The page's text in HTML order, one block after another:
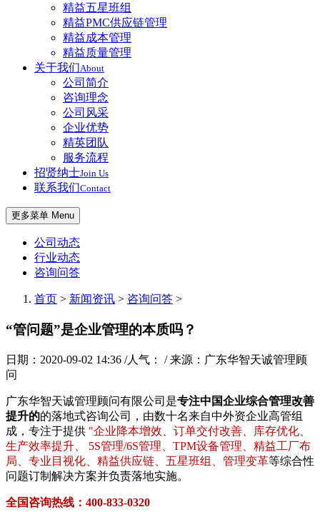
精益五星班组
精益PMC供应链管理
精益成本管理
精益质量管理
关于我们About
公司简介
咨询理念
公司风采
企业优势
精英团队
服务流程
招贤纳士Join Us
联系我们Contact
更多菜单 Menu
公司动态
行业动态
咨询问答
首页 > 新闻资讯 > 咨询问答 >
“管问题”是企业管理的本质吗？
日期：2020-09-02 14:36 /人气： / 来源：广东华智天诚管理顾
问
广东华智天诚管理顾问有限公司是专注中国企业综合管理改善
提升的的落地式咨询公司，由数十名来自中外资企业高管组
成，专注于提供 "企业降本增效、订单交付改善、库存优化、
生产效率提升、 5S管理/6S管理、TPM设备管理、精益工厂布
局、专业目视化、精益供应链、五星班组、管理变革等综合性
问题订制解决方案并负责落地实施。
全国咨询热线：400-833-0320